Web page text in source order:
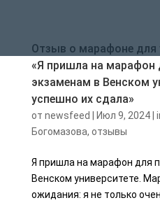
Отзыв о марафоне для
«Я пришла на марафон
экзаменам в Венском
успешно их сдала»
от newsfeed Июл 9, 2024|
Богомазова, отзывы
Я пришла на марафон для
Венском университете.
ожидания: я не только